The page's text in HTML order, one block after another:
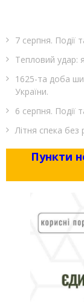
7 серпня. Події
Тепловий удар:
1625-та доба
України.
6 серпня. Події
Літня спека
Пункти